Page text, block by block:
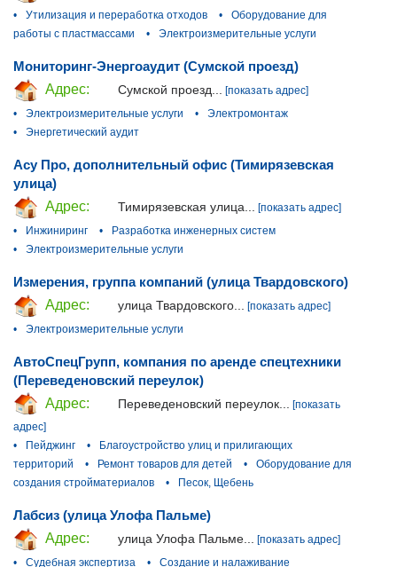
•
Утилизация и переработка отходов •
Оборудование для
работы с пластмассами
• Электроизмерительные услуги
Мониторинг-Энергоаудит (Сумской проезд)
Адрес:
Сумской проезд... [показать адрес]
•
Электроизмерительные услуги •
Электромонтаж
•
Энергетический аудит
Асу Про, дополнительный офис (Тимирязевская
улица)
Адрес:
Тимирязевская улица...
[показать адрес]
•
Инжиниринг •
Разработка инженерных систем
•
Электроизмерительные услуги
Измерения, группа компаний (улица Твардовского)
Адрес:
улица Твардовского...
[показать адрес]
•
Электроизмерительные услуги
АвтоСпецГрупп, компания по аренде спецтехники
(Переведеновский переулок)
Адрес:
Переведеновский переулок...
[показать
адрес]
•
Пейджинг •
Благоустройство улиц и прилигающих
территорий
• Ремонт товаров для детей •
Оборудование для
создания стройматериалов
• Песок, Щебень
Лабсиз (улица Улофа Пальме)
Адрес:
улица Улофа Пальме... [показать адрес]
•
Судебная экспертиза •
Создание и налаживание